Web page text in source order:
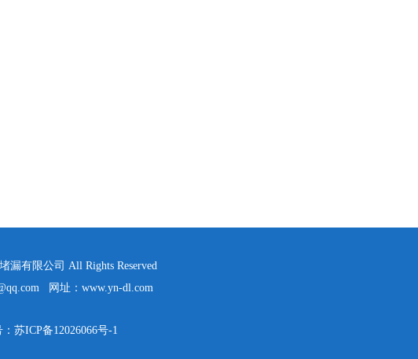
漏有限公司 All Rights Reserved
网址： www.yn-dl.com
苏ICP备12026066号-1